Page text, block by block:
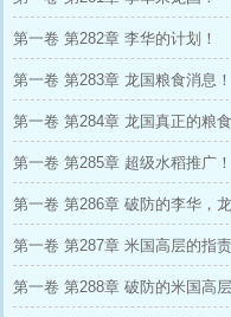
第一卷 第282章 李华的计划！
第一卷 第283章 龙国粮食消息！
第一卷 第284章 龙国真正的粮
第一卷 第285章 超级水稻推广！
第一卷 第286章 破防的李华，
第一卷 第287章 米国高层的指
第一卷 第288章 破防的米国高层